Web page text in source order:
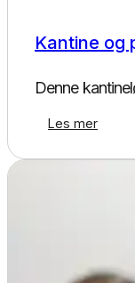
Kantine og
Denne
Les mer